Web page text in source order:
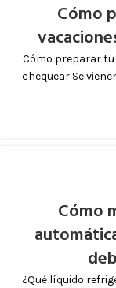
Cómo
Cómo preparar
chequear Se
Cómo
¿Qué líquido